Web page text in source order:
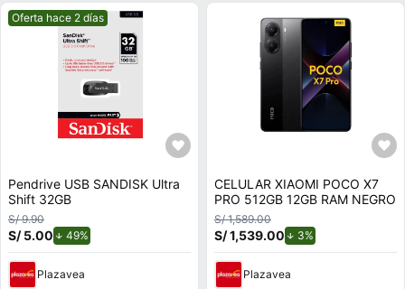
Mejor precio.
Oferta hace 2 días
Pendrive USB SANDISK Ultra
Shift 32GB
S/ 9.90
S/ 5.00 49%
Plazavea
CELULAR XIAOMI POCO X7
PRO 512GB 12GB RAM NEGRO
S/ 1,589.00
S/ 1,539.00 3%
Plazavea